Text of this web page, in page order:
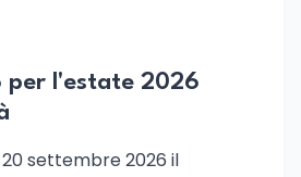
per l'estate 2026
settembre 2026 il